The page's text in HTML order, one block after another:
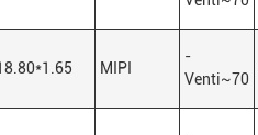
MIPI
-
Venti~70